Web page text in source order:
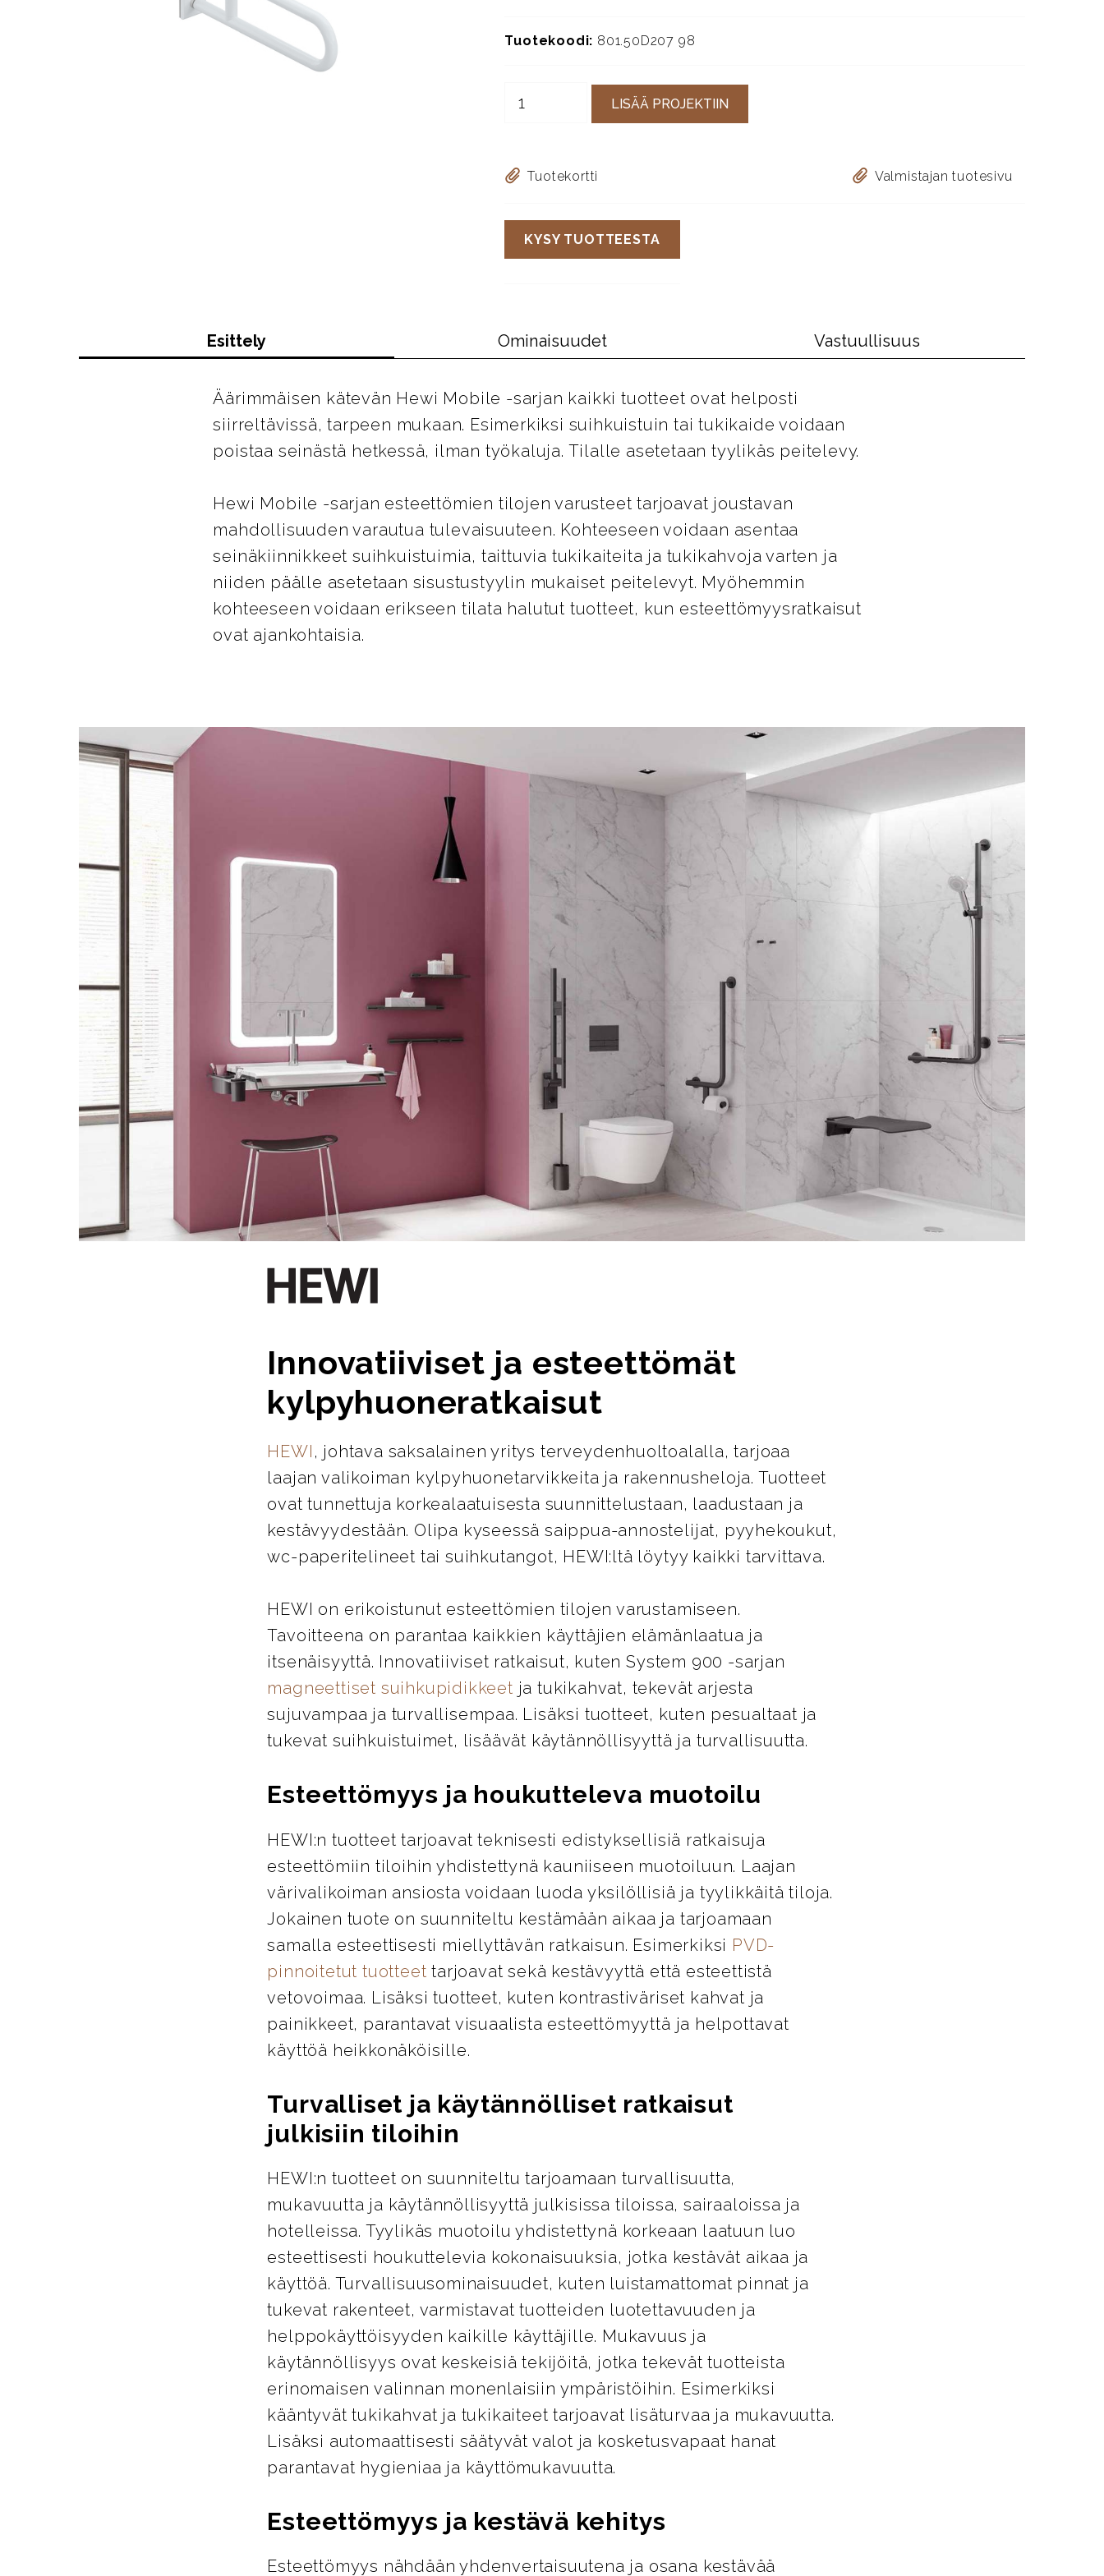
Tuotekoodi: 801.50D207 98
LISÄÄ PROJEKTIIN
Tuotekortti Valmistajan tuotesivu
KYSY TUOTTEESTA
Esittely Ominaisuudet Vastuullisuus
Äärimmäisen kätevän Hewi Mobile -sarjan kaikki tuotteet ovat helposti
siirreltävissä, tarpeen mukaan. Esimerkiksi suihkuistuin tai tukikaide voidaan
poistaa seinästä hetkessä, ilman työkaluja. Tilalle asetetaan tyylikäs peitelevy.
Hewi Mobile -sarjan esteettömien tilojen varusteet tarjoavat joustavan
mahdollisuuden varautua tulevaisuuteen. Kohteeseen voidaan asentaa
seinäkiinnikkeet suihkuistuimia, taittuvia tukikaiteita ja tukikahvoja varten ja
niiden päälle asetetaan sisustustyylin mukaiset peitelevyt. Myöhemmin
kohteeseen voidaan erikseen tilata halutut tuotteet, kun esteettömyysratkaisut
ovat ajankohtaisia.
Innovatiiviset ja esteettömät
kylpyhuoneratkaisut
HEWI , johtava saksalainen yritys terveydenhuoltoalalla, tarjoaa
laajan valikoiman kylpyhuonetarvikkeita ja rakennusheloja. Tuotteet
ovat tunnettuja korkealaatuisesta suunnittelustaan, laadustaan ja
kestävyydestään. Olipa kyseessä saippua-annostelijat, pyyhekoukut,
wc-paperitelineet tai suihkutangot, HEWI:ltä löytyy kaikki tarvittava.
HEWI on erikoistunut esteettömien tilojen varustamiseen.
Tavoitteena on parantaa kaikkien käyttäjien elämänlaatua ja
itsenäisyyttä. Innovatiiviset ratkaisut, kuten System 900 -sarjan
magneettiset suihkupidikkeet ja tukikahvat, tekevät arjesta
sujuvampaa ja turvallisempaa. Lisäksi tuotteet, kuten pesualtaat ja
tukevat suihkuistuimet, lisäävät käytännöllisyyttä ja turvallisuutta.
Esteettömyys ja houkutteleva muotoilu
HEWI:n tuotteet tarjoavat teknisesti edistyksellisiä ratkaisuja
esteettömiin tiloihin yhdistettynä kauniiseen muotoiluun. Laajan
värivalikoiman ansiosta voidaan luoda yksilöllisiä ja tyylikkäitä tiloja.
Jokainen tuote on suunniteltu kestämään aikaa ja tarjoamaan
samalla esteettisesti miellyttävän ratkaisun. Esimerkiksi PVD-
pinnoitetut tuotteet tarjoavat sekä kestävyyttä että esteettistä
vetovoimaa. Lisäksi tuotteet, kuten kontrastiväriset kahvat ja
painikkeet, parantavat visuaalista esteettömyyttä ja helpottavat
käyttöä heikkonäköisille.
Turvalliset ja käytännölliset ratkaisut
julkisiin tiloihin
HEWI:n tuotteet on suunniteltu tarjoamaan turvallisuutta,
mukavuutta ja käytännöllisyyttä julkisissa tiloissa, sairaaloissa ja
hotelleissa. Tyylikäs muotoilu yhdistettynä korkeaan laatuun luo
esteettisesti houkuttelevia kokonaisuuksia, jotka kestävät aikaa ja
käyttöä. Turvallisuusominaisuudet, kuten luistamattomat pinnat ja
tukevat rakenteet, varmistavat tuotteiden luotettavuuden ja
helppokäyttöisyyden kaikille käyttäjille. Mukavuus ja
käytännöllisyys ovat keskeisiä tekijöitä, jotka tekevät tuotteista
erinomaisen valinnan monenlaisiin ympäristöihin. Esimerkiksi
kääntyvät tukikahvat ja tukikaiteet tarjoavat lisäturvaa ja mukavuutta.
Lisäksi automaattisesti säätyvät valot ja kosketusvapaat hanat
parantavat hygieniaa ja käyttömukavuutta.
Esteettömyys ja kestävä kehitys
Esteettömyys nähdään yhdenvertaisuutena ja osana kestävää